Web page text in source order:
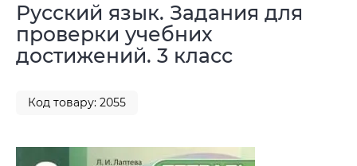
Русский язык. Задания для
проверки учебних
достижений. 3 класс
Код товару: 2055